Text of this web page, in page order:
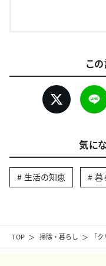
TOP 掃除・暮らし 「
こ
気に
生活の知恵 暮